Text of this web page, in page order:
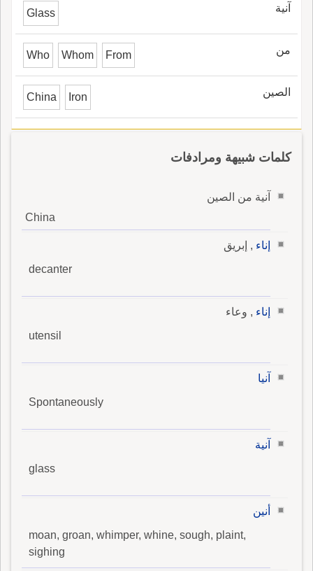
آنية Glass
من Who Whom From
الصين China Iron
كلمات شبيهة ومرادفات
آنية من الصين
China
إناء , إبريق
decanter
إناء , وعاء
utensil
آنيا
Spontaneously
آنية
glass
أنين
moan, groan, whimper, whine, sough, plaint,
sighing